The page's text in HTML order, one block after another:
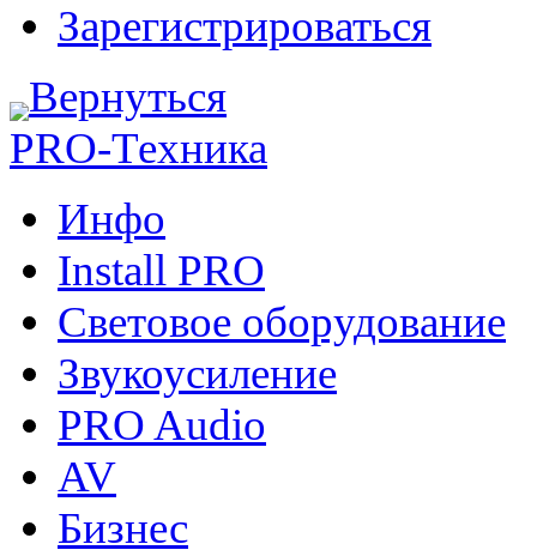
Зарегистрироваться
Вернуться
PRO-Техника
Инфо
Install PRO
Световое оборудование
Звукоусиление
PRO Audio
AV
Бизнес